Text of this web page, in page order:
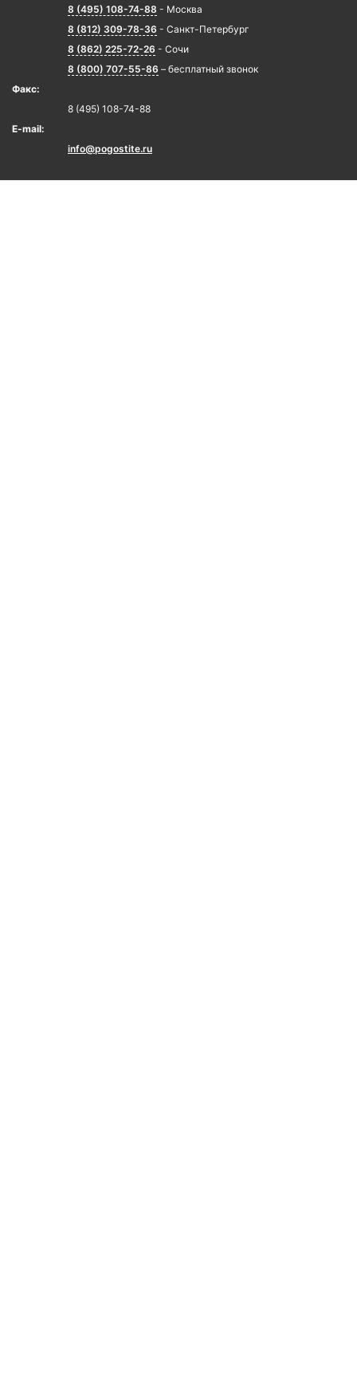
8 (495) 108-74-88 - Москва
8 (812) 309-78-36 - Санкт-Петербург
8 (862) 225-72-26 - Сочи
8 (800) 707-55-86 – бесплатный звонок
Факс:
8 (495) 108-74-88
E-mail:
info@pogostite.ru